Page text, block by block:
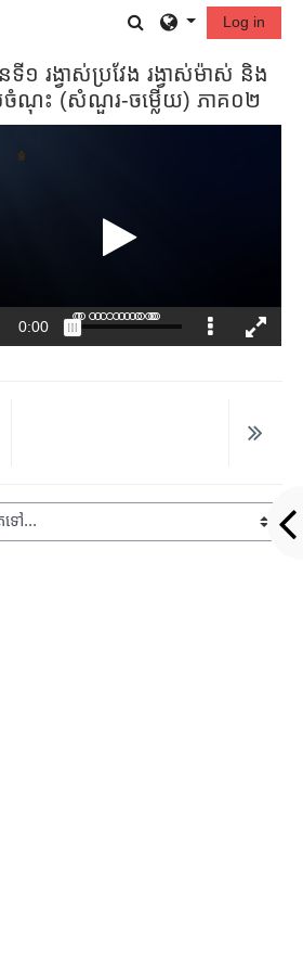
Toggle search
Log in
ទី១ រង្វាស់ប្រវែង រង្វាស់​ម៉ាស់ និង​
ស់​ចំណុះ (សំណួរ-ចម្លើយ) ភាគ០២
...